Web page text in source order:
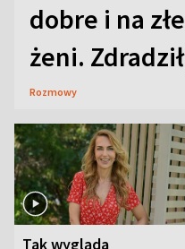
dobre i na
żeni.
Rozmowy
Tak wygląda